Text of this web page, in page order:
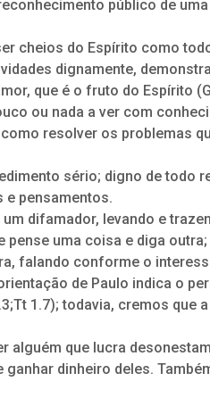
público de uma
cheios do Espírito como
dignamente,
que é o fruto do Espírito
ou nada a ver com
resolver os problemas
sério; digno de todo
e pensamentos.
difamador, levando e
uma coisa e diga
falando conforme o
de Paulo indica o
1.7); todavia, cremos que
alguém que lucra
dinheiro deles.